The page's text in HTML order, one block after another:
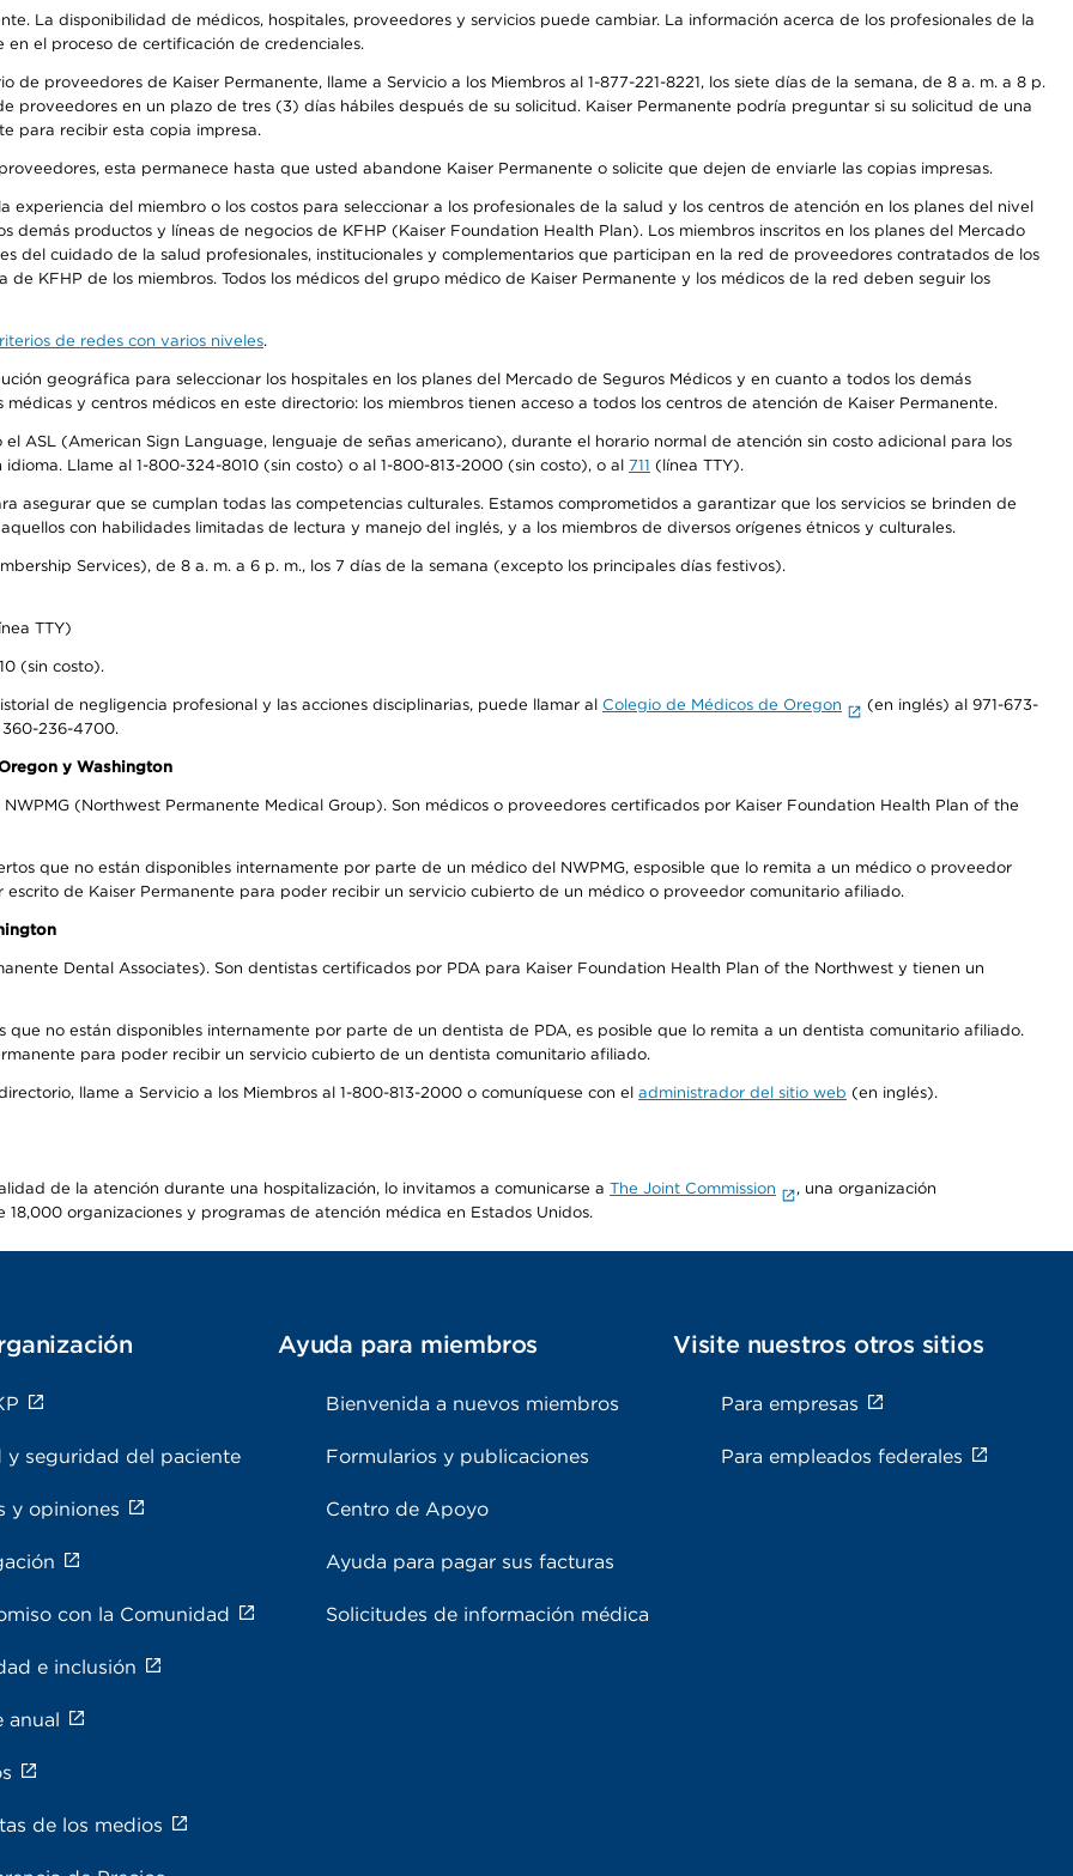
La disponibilidad de médicos, hospitales, proveedores y servicios puede cambiar. La información acerca de los profesionales de la
el proceso de certificación de credenciales.
proveedores de Kaiser Permanente, llame a Servicio a los Miembros al 1-877-221-8221, los siete días de la semana, de 8 a. m. a 8 p.
proveedores en un plazo de tres (3) días hábiles después de su solicitud. Kaiser Permanente podría preguntar si su solicitud de una
para recibir esta copia impresa.
esta permanece hasta que usted abandone Kaiser Permanente o solicite que dejen de enviarle las copias impresas.
experiencia del miembro o los costos para seleccionar a los profesionales de la salud y los centros de atención en los planes del nivel
demás productos y líneas de negocios de KFHP (Kaiser Foundation Health Plan). Los miembros inscritos en los planes del Mercado
del cuidado de la salud profesionales, institucionales y complementarios que participan en la red de proveedores contratados de los
KFHP de los miembros. Todos los médicos del grupo médico de Kaiser Permanente y los médicos de la red deben seguir los
de redes con varios niveles.
geográfica para seleccionar los hospitales en los planes del Mercado de Seguros Médicos y en cuanto a todos los demás
y centros médicos en este directorio: los miembros tienen acceso a todos los centros de atención de Kaiser Permanente.
ASL (American Sign Language, lenguaje de señas americano), durante el horario normal de atención sin costo adicional para los
Llame al 1-800-324-8010 (sin costo) o al 1-800-813-2000 (sin costo), o al 711 (línea TTY).
asegurar que se cumplan todas las competencias culturales. Estamos comprometidos a garantizar que los servicios se brinden de
con habilidades limitadas de lectura y manejo del inglés, y a los miembros de diversos orígenes étnicos y culturales.
Services), de 8 a. m. a 6 p. m., los 7 días de la semana (excepto los principales días festivos).
TTY)
(sin costo).
de negligencia profesional y las acciones disciplinarias, puede llamar al Colegio de Médicos de Oregon
(en inglés) al 971-673-
236-4700.
y Washington
(Northwest Permanente Medical Group). Son médicos o proveedores certificados por Kaiser Foundation Health Plan of the
que no están disponibles internamente por parte de un médico del NWPMG, esposible que lo remita a un médico o proveedor
de Kaiser Permanente para poder recibir un servicio cubierto de un médico o proveedor comunitario afiliado.
Dental Associates). Son dentistas certificados por PDA para Kaiser Foundation Health Plan of the Northwest y tienen un
que no están disponibles internamente por parte de un dentista de PDA, es posible que lo remita a un dentista comunitario afiliado.
para poder recibir un servicio cubierto de un dentista comunitario afiliado.
llame a Servicio a los Miembros al 1-800-813-2000 o comuníquese con el administrador del sitio web (en inglés).
de la atención durante una hospitalización, lo invitamos a comunicarse a The Joint Commission
, una organización
organizaciones y programas de atención médica en Estados Unidos.
y seguridad del paciente
y opiniones
con la Comunidad
e inclusión
anual
de los medios
Ayuda para miembros
Bienvenida a nuevos miembros
Formularios y publicaciones
Centro de Apoyo
Ayuda para pagar sus facturas
Solicitudes de información médica
Visite nuestros otros sitios
Para empresas
Para empleados federales